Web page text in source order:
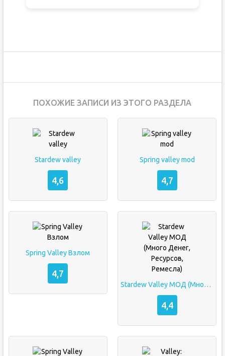
ПОХОЖИЕ ЗАПИСИ ИЗ ЭТОГО РАЗДЕЛА
Stardew valley
4,6
Spring valley mod
4,7
Spring Valley Взлом
4,7
Stardew Valley МОД (Много Денег, Ресурсов, Ремесла)
4,4